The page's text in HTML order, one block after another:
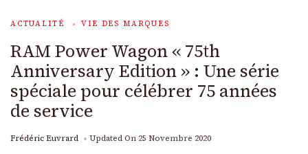
ACTUALITÉ VIE DES MARQUES
RAM Power Wagon « 75th
Anniversary Edition » : Une série
spéciale pour célébrer 75 années
de service
Frédéric Euvrard Updated On 25 Novembre 2020